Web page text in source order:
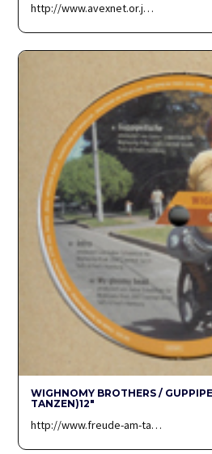
http://www.avexnet.or.j…
WIGHNOMY BROTHERS /
TANZEN)12″
http://www.freude-am-ta…